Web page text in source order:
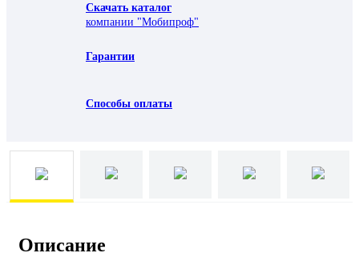
Скачать каталог
компании "Мобипроф"
Гарантии
Способы оплаты
Описание